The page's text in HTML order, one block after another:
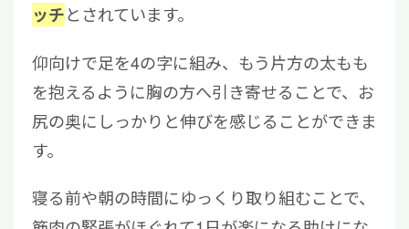
ッチとされています。
仰向けで足を4の字に組み、もう片方の太もも
を抱えるように胸の方へ引き寄せることで、お
尻の奥にしっかりと伸びを感じることができま
す。
寝る前や朝の時間にゆっくり取り組むことで、